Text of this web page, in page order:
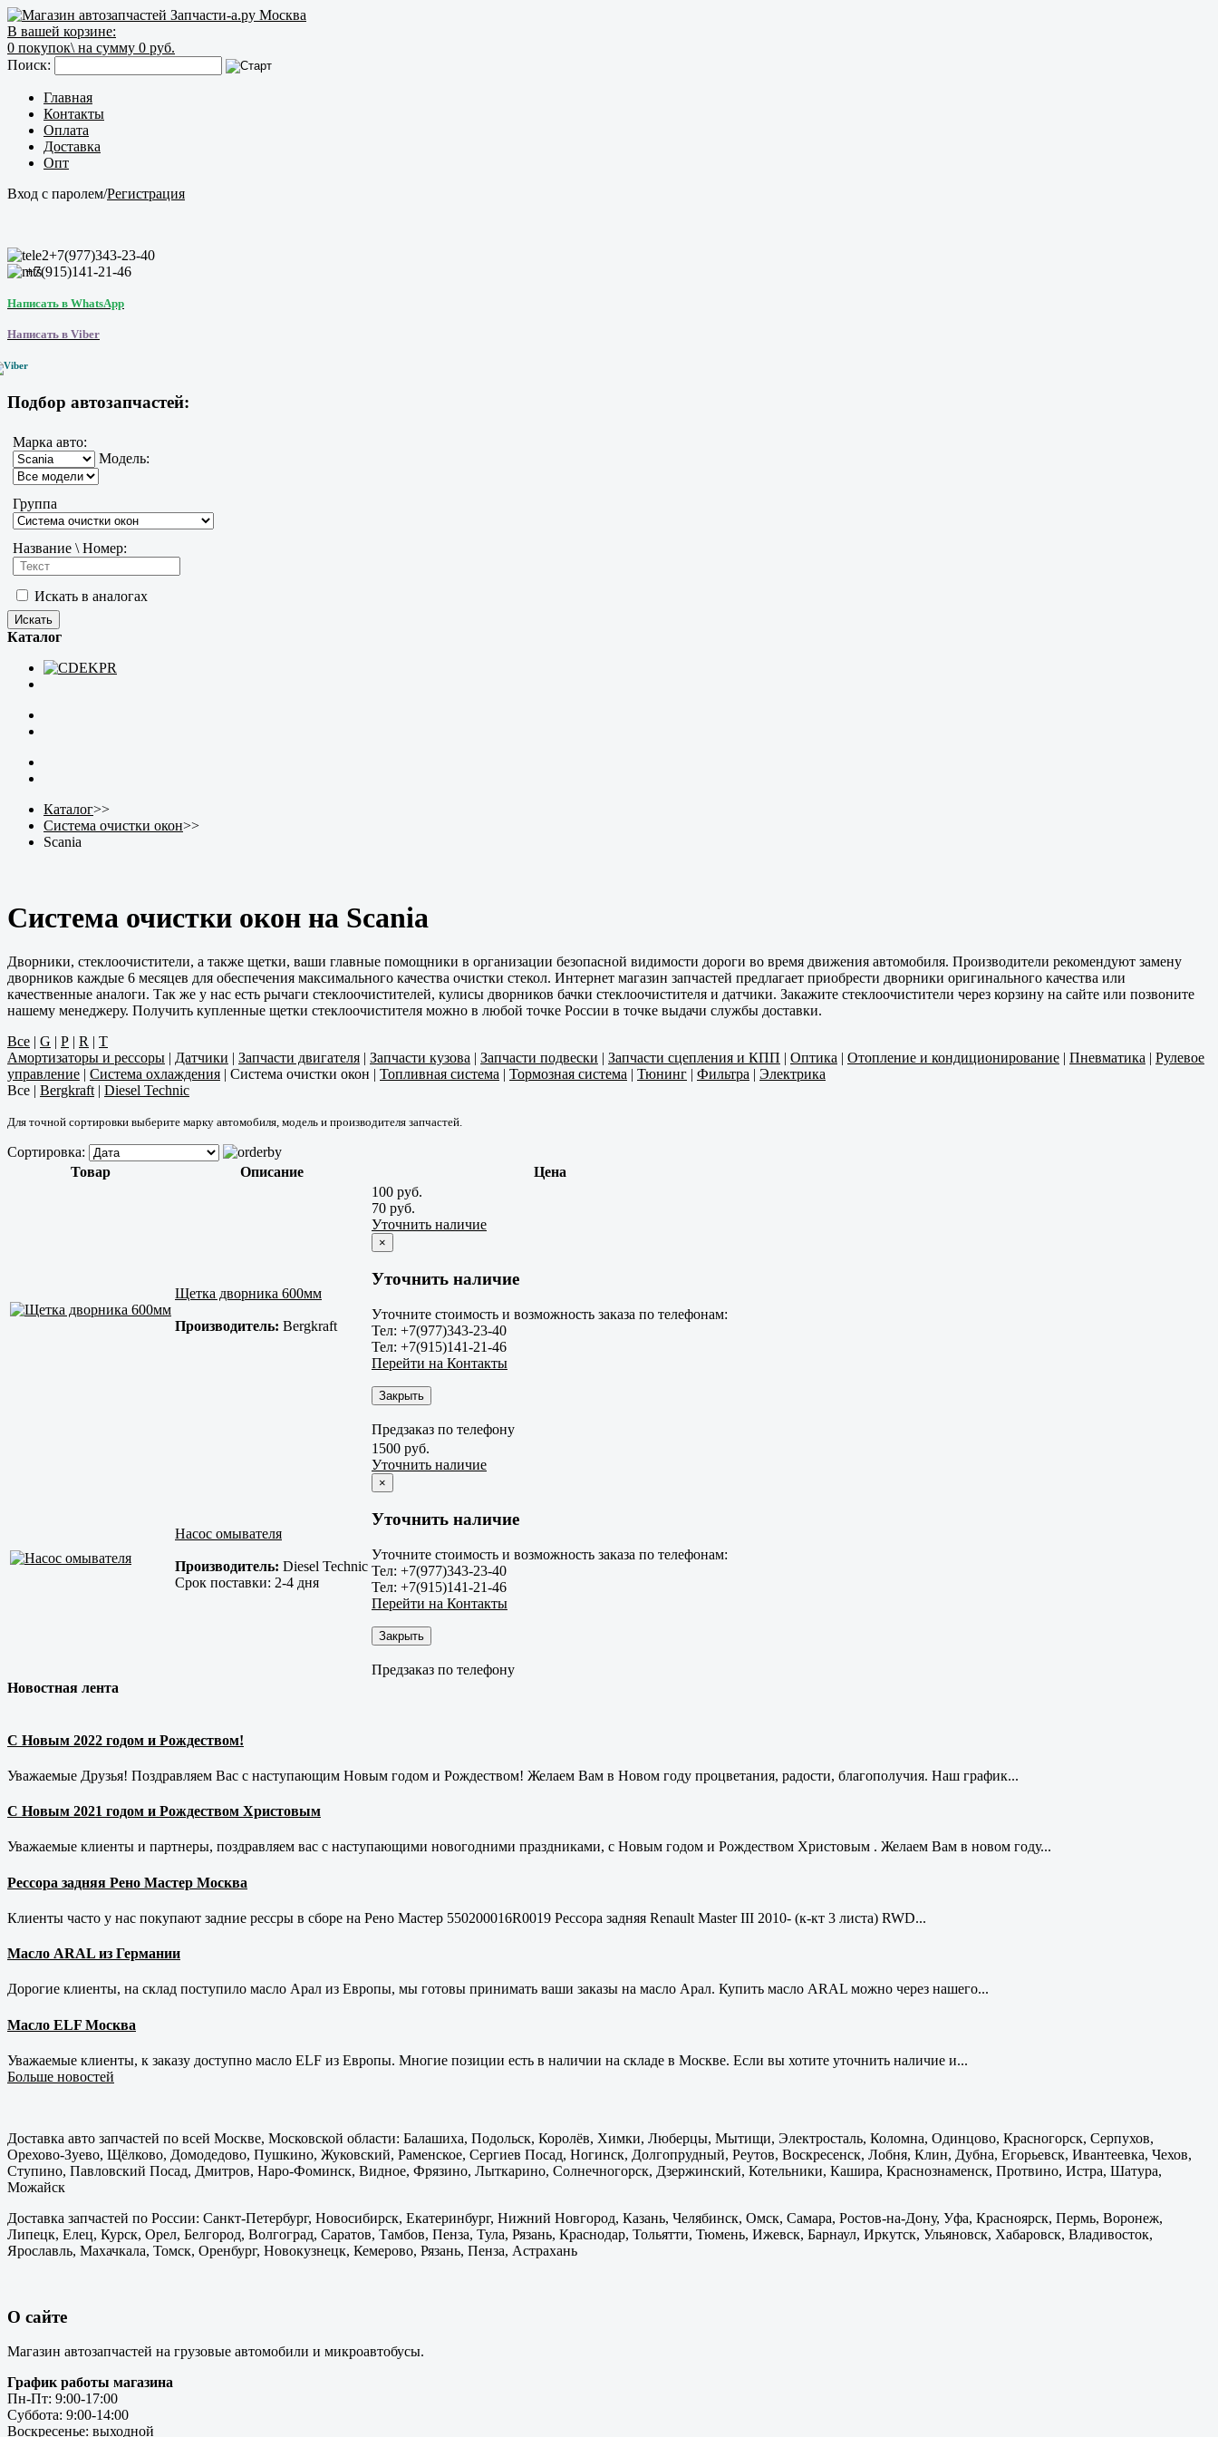
В вашей корзине:
0 покупок\ на сумму 0 руб.
Поиск:
Главная
Контакты
Оплата
Доставка
Опт
Вход с паролем/Регистрация
+7(977)343-23-40
+7(915)141-21-46
Написать в WhatsApp
Написать в Viber
Подбор автозапчастей:
Марка авто:
Модель:
Группа
Название \ Номер:
Искать в аналогах
Каталог
Каталог>>
Система очистки окон>>
Scania
Система очистки окон на Scania
Дворники, стеклоочистители, а также щетки, ваши главные помощники в организации безопасной видимости дороги во время движения автомобиля. Производители рекомендуют замену
дворников каждые 6 месяцев для обеспечения максимального качества очистки стекол. Интернет магазин запчастей предлагает приобрести дворники оригинального качества или
качественные аналоги. Так же у нас есть рычаги стеклоочистителей, кулисы дворников бачки стеклоочистителя и датчики. Закажите стеклоочистители через корзину на сайте или позвоните
нашему менеджеру. Получить купленные щетки стеклоочистителя можно в любой точке России в точке выдачи службы доставки.
Все | G | P | R | T
Амортизаторы и рессоры | Датчики | Запчасти двигателя | Запчасти кузова | Запчасти подвески | Запчасти сцепления и КПП | Оптика | Отопление и кондиционирование | Пневматика | Рулевое
управление | Система охлаждения | Система очистки окон | Топливная система | Тормозная система | Тюнинг | Фильтра | Электрика
Все | Bergkraft | Diesel Technic
Для точной сортировки выберите марку автомобиля, модель и производителя запчастей.
Сортировка:
Товар
Описание Цена
Щетка дворника 600мм
Производитель: Bergkraft
100 руб.
70 руб.
Уточнить наличие
×
Уточнить наличие
Уточните стоимость и возможность заказа по телефонам:
Тел: +7(977)343-23-40
Тел: +7(915)141-21-46
Перейти на Контакты
Закрыть
Предзаказ по телефону
Насос омывателя
Производитель: Diesel Technic
Срок поставки: 2-4 дня
1500 руб.
Уточнить наличие
×
Уточнить наличие
Уточните стоимость и возможность заказа по телефонам:
Тел: +7(977)343-23-40
Тел: +7(915)141-21-46
Перейти на Контакты
Закрыть
Предзаказ по телефону
Новостная лента
С Новым 2022 годом и Рождеством!
Уважаемые Друзья! Поздравляем Вас с наступающим Новым годом и Рождеством! Желаем Вам в Новом году процветания, радости, благополучия. Наш график...
С Новым 2021 годом и Рождеством Христовым
Уважаемые клиенты и партнеры, поздравляем вас с наступающими новогодними праздниками, с Новым годом и Рождеством Христовым . Желаем Вам в новом году...
Рессора задняя Рено Мастер Москва
Клиенты часто у нас покупают задние рессры в сборе на Рено Мастер 550200016R0019 Рессора задняя Renault Master III 2010- (к-кт 3 листа) RWD...
Масло ARAL из Германии
Дорогие клиенты, на склад поступило масло Арал из Европы, мы готовы принимать ваши заказы на масло Арал. Купить масло ARAL можно через нашего...
Масло ELF Москва
Уважаемые клиенты, к заказу доступно масло ELF из Европы. Многие позиции есть в наличии на складе в Москве. Если вы хотите уточнить наличие и...
Больше новостей
Доставка авто запчастей по всей Москве, Московской области: Балашиха, Подольск, Королёв, Химки, Люберцы, Мытищи, Электросталь, Коломна, Одинцово, Красногорск, Серпухов,
Орехово-Зуево, Щёлково, Домодедово, Пушкино, Жуковский, Раменское, Сергиев Посад, Ногинск, Долгопрудный, Реутов, Воскресенск, Лобня, Клин, Дубна, Егорьевск, Ивантеевка, Чехов,
Ступино, Павловский Посад, Дмитров, Наро-Фоминск, Видное, Фрязино, Лыткарино, Солнечногорск, Дзержинский, Котельники, Кашира, Краснознаменск, Протвино, Истра, Шатура,
Можайск
Доставка запчастей по России: Санкт-Петербург, Новосибирск, Екатеринбург, Нижний Новгород, Казань, Челябинск, Омск, Самара, Ростов-на-Дону, Уфа, Красноярск, Пермь, Воронеж,
Липецк, Елец, Курск, Орел, Белгород, Волгоград, Саратов, Тамбов, Пенза, Тула, Рязань, Краснодар, Тольятти, Тюмень, Ижевск, Барнаул, Иркутск, Ульяновск, Хабаровск, Владивосток,
Ярославль, Махачкала, Томск, Оренбург, Новокузнецк, Кемерово, Рязань, Пенза, Астрахань
О сайте
Магазин автозапчастей на грузовые автомобили и микроавтобусы.
График работы магазина
Пн-Пт: 9:00-17:00
Суббота: 9:00-14:00
Воскресенье: выходной